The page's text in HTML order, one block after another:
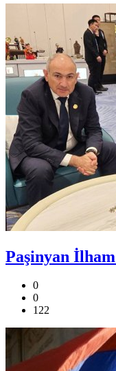
Paşinyan
0
0
122